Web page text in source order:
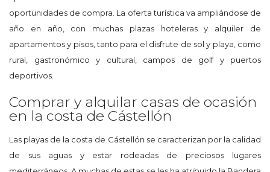
oportunidades de compra. La oferta turística va ampliándose de
año en año, con muchas plazas hoteleras y alquiler de
apartamentos y pisos, tanto para el disfrute de sol y playa, como
rural, gastronómico y cultural, campos de golf y puertos
deportivos.
Comprar y alquilar casas de ocasión
en la costa de Cástellón
Las playas de la costa de Cástellón se caracterizan por la calidad
de sus aguas y estar rodeadas de preciosos lugares